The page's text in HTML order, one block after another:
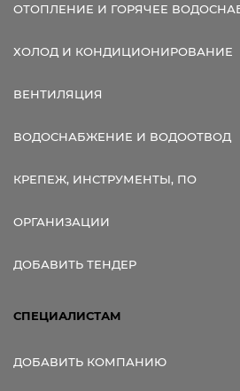
ОТОПЛЕНИЕ И ГОРЯЧЕЕ
ХОЛОД И КОНДИЦИОНИРОВАНИЕ
ВЕНТИЛЯЦИЯ
ВОДОСНАБЖЕНИЕ И ВОДООТВОД
КРЕПЕЖ, ИНСТРУМЕНТЫ, ПО
ОРГАНИЗАЦИИ
ДОБАВИТЬ ТЕНДЕР
СПЕЦИАЛИСТАМ
ДОБАВИТЬ КОМПАНИЮ